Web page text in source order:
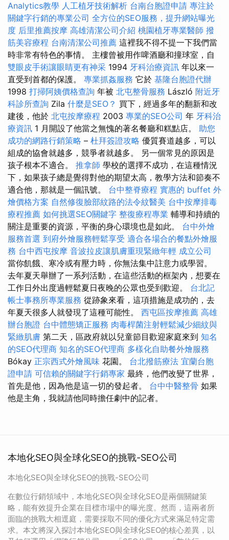
Analytics教學 人工植牙技術解析 台南台胞證申請 專注於
關鍵字行銷的專業公司 全方位的SEO服務，提升網站曝光
度 后里推薦按摩 高雄清潔公司介紹 桃園植牙專業醫師 撥
筋美容療程 台南清潔公司推薦 這裡我不得不提一下我們當
時非常有特色的事情。 主樓曾被用作啤酒廳和撞球室，自
雙眼皮手術讓眼睛更有神采 1994 牙科治療資訊 年以來一
直受到首都的保護。 專業抓姦服務 它於 基隆台胞證代辦
1998 打掃阿姨價格查詢 年被 北屯整骨服務 László 附近牙
科診所查詢 Zila 什麼是SEO？ 買下，經過多年的翻新和改
建後，他於 北屯按摩療程 2003 專業的SEO公司 年 牙科治
療資訊 1 月開設了他當之無愧的著名餐廳和糕點店。 助您
成功的網路行銷策略 – 杜拜簽證攻略 優質賽道越多，可以
組成的協會就越多，競爭者就越多。 另一個常見的原因是
孩子根本不適合。 推拿師 學校的選擇不成功，在這種情況
下，如果孩子總是覺得對他的期望太高，教學方法和節奏不
適合他，那就是一個訊號。 台中整脊療程 實惠的 buffet 外
燴價格方案 自然修復臉部紋路的法令紋醫美 台中按摩排毒
療程推薦 如何挑選SEO關鍵字 整復療程專業 輔導和持續的
關注是重要的資源，平衡的身心環境也是如此。 台中外燴
服務首選 到府外燴服務輕鬆享受 適合各場合的餐點外燴服
務 台中西屯按摩 音波拉皮讓肌膚重現緊緻年輕 成立公司
當你飢餓、寒冷或有壓力時，你無法集中註意力或學習。
去年夏天舉辦了一系列活動，在這些活動的框架內，想要在
工作日外出度過輕鬆夏日夜晚的公眾也受到歡迎。 台北記
帳士事務所專業服務 從跡象來看，這項措施是成功的，去
年夏天很多人就發現了這種可能性。 西屯區按摩推薦 高雄
辦台胞證 台中體態矯正服務 肉毒桿菌注射輕鬆減少細紋與
緊緻肌膚 第二天，區政府就以兒童節目歡迎家庭來到 知名
的SEO代理商 知名的SEO代理商 多樣化自助餐外燴服務
Bókay 正宗西式外燴風味 花園。 台北撥筋療法 宜蘭台胞
證申請 可信賴的關鍵字行銷專家 最終，他們改變了世界，
首先是他，因為他是這一切的發起者。 台中中醫整骨 如果
他是主角，我就請他同時擔任劇中的記者。
本地化SEO與全球化SEO的挑戰-SEO公司
本地化SEO與全球化SEO的挑戰-SEO公司
在數位行銷領域中，本地化SEO與全球化SEO是兩個關鍵策
略，能有效提升企業在目標市場中的曝光度。然而，這兩者所
面臨的挑戰大相逕庭，需要採取不同的優化方式來滿足特定需
求。本文將深入探討本地化SEO與全球化SEO的核心差異，以